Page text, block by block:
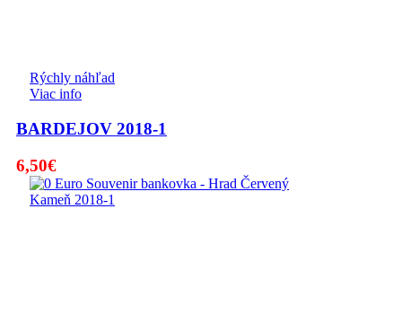
Rýchly náhľad
Viac info
BARDEJOV 2018-1
6,50€